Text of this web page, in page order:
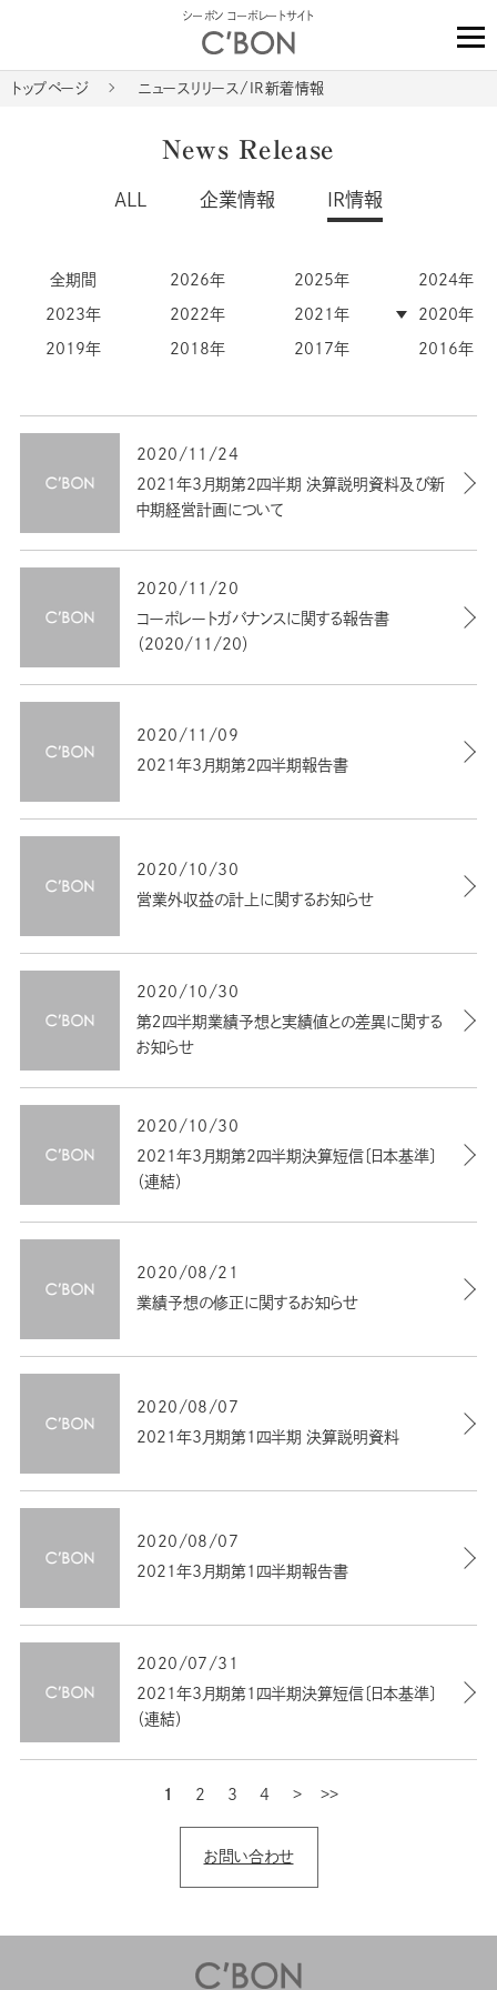
シーボン コーポレートサイト
トップページ ニュースリリース/IR新着情報
News Release
ALL 企業情報 IR情報
全期間 2026年 2025年 2024年
2023年 2022年 2021年 2020年
2019年 2018年 2017年 2016年
2020/11/24
2021年3月期第2四半期 決算説明資料及び新
中期経営計画について
2020/11/20
コーポレートガバナンスに関する報告書
（2020/11/20）
2020/11/09
2021年3月期第2四半期報告書
2020/10/30
営業外収益の計上に関するお知らせ
2020/10/30
第２四半期業績予想と実績値との差異に関する
お知らせ
2020/10/30
2021年3月期第2四半期決算短信〔日本基準〕
（連結）
2020/08/21
業績予想の修正に関するお知らせ
2020/08/07
2021年3月期第1四半期 決算説明資料
2020/08/07
2021年3月期第1四半期報告書
2020/07/31
2021年3月期第1四半期決算短信〔日本基準〕
（連結）
1 2 3 4
お問い合わせ